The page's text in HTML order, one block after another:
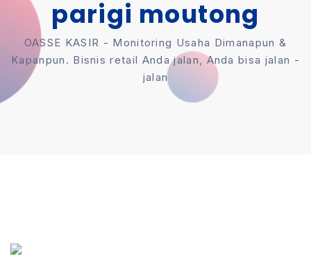
parigi moutong
OASSE KASIR - Monitoring Usaha Dimanapun &
Kapanpun. Bisnis retail Anda jalan, Anda bisa jalan -
jalan